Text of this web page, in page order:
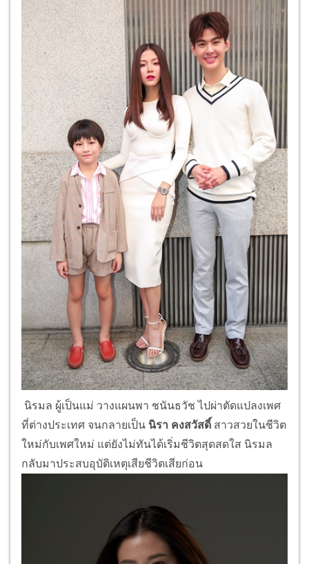
นิรมล ผู้เป็นแม่ วางแผนพา ชนันธวัช ไปผ่าตัดแปลงเพศ
ที่ต่างประเทศ จนกลายเป็น นิรา คงสวัสดิ์ สาวสวยในชีวิต
ใหม่กับเพศใหม่ แต่ยังไม่ทันได้เริ่มชีวิตสุดสดใส นิรมล
กลับมาประสบอุบัติเหตุเสียชีวิตเสียก่อน